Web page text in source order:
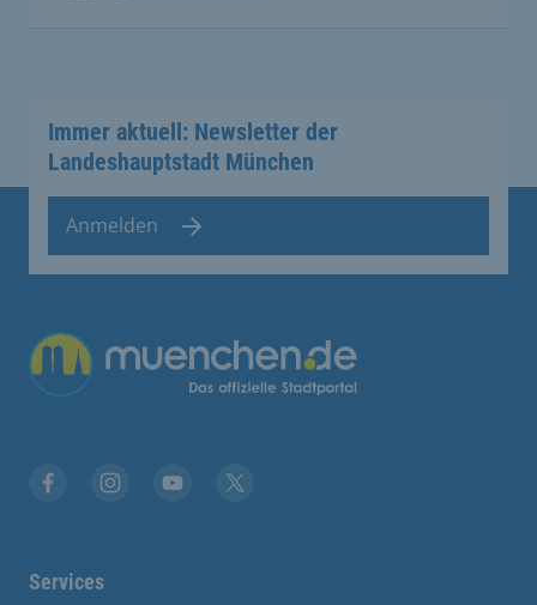
Immer aktuell: Newsletter der
Landeshauptstadt München
Anmelden
Übergreifende Links
Services